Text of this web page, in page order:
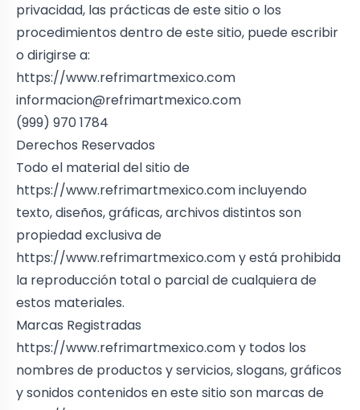
privacidad, las prácticas de este sitio o los
procedimientos dentro de este sitio, puede escribir
o dirigirse a:
https://www.refrimartmexico.com
informacion@refrimartmexico.com
(999) 970 1784
Derechos Reservados
Todo el material del sitio de
https://www.refrimartmexico.comincluyendo
texto, diseños, gráficas, archivos distintos son
propiedad exclusiva de
https://www.refrimartmexico.comy está prohibida
la reproducción total o parcial de cualquiera de
estos materiales.
Marcas Registradas
https://www.refrimartmexico.comy todos los
nombres de productos y servicios, slogans, gráficos
y sonidos contenidos en este sitio son marcas de